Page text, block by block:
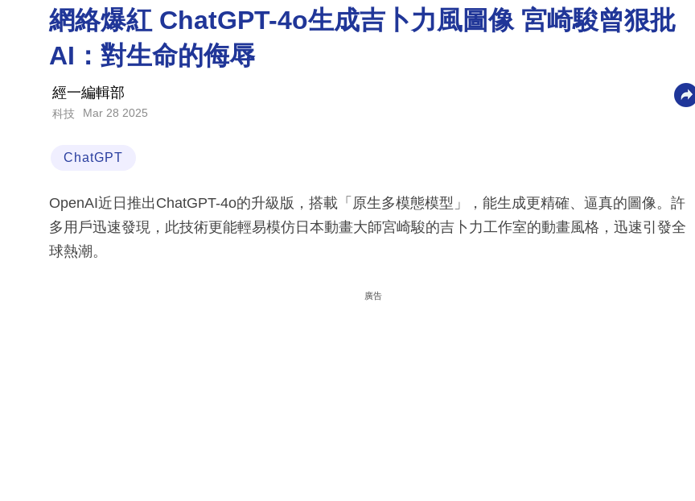
網絡爆紅 ChatGPT-4o生成吉卜力風圖像 宮崎駿曾狠批
AI：對生命的侮辱
經一編輯部
科技 Mar 28 2025
ChatGPT
OpenAI近日推出ChatGPT-4o的升級版，搭載「原生多模態模型」，能生成更精確、逼真的圖像。許
多用戶迅速發現，此技術更能輕易模仿日本動畫大師宮崎駿的吉卜力工作室的動畫風格，迅速引發全
球熱潮。
廣告